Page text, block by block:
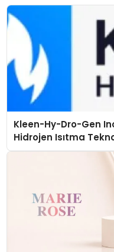
Kleen-Hy-Dro-Gen
Hidrojen Isıtma
Düzenleyici